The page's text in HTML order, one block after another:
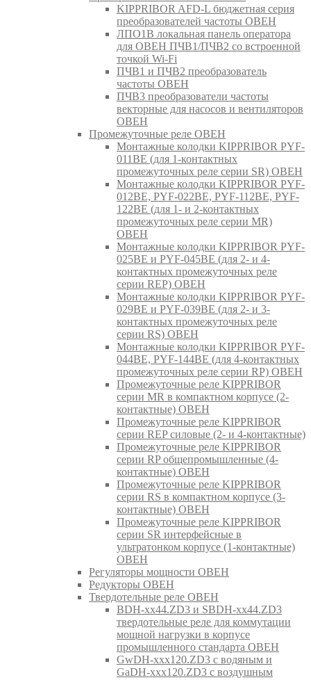
KIPPRIBOR AFD-L бюджетная серия
преобразователей частоты ОВЕН
ЛПО1В локальная панель оператора
для ОВЕН ПЧВ1/ПЧВ2 со встроенной
точкой Wi-Fi
ПЧВ1 и ПЧВ2 преобразователь
частоты ОВЕН
ПЧВ3 преобразователи частоты
векторные для насосов и вентиляторов
ОВЕН
Промежуточные реле ОВЕН
Монтажные колодки KIPPRIBOR PYF-
011BE (для 1-контактных
промежуточных реле серии SR) ОВЕН
Монтажные колодки KIPPRIBOR PYF-
012BE, PYF-022BE, PYF-112BE, PYF-
122BE (для 1- и 2-контактных
промежуточных реле серии MR)
ОВЕН
Монтажные колодки KIPPRIBOR PYF-
025BE и PYF-045BE (для 2- и 4-
контактных промежуточных реле
серии REP) ОВЕН
Монтажные колодки KIPPRIBOR PYF-
029BE и PYF-039BE (для 2- и 3-
контактных промежуточных реле
серии RS) ОВЕН
Монтажные колодки KIPPRIBOR PYF-
044BE, PYF-144BE (для 4-контактных
промежуточных реле серии RP) ОВЕН
Промежуточные реле KIPPRIBOR
серии MR в компактном корпусе (2-
контактные) ОВЕН
Промежуточные реле KIPPRIBOR
серии REP силовые (2- и 4-контактные)
Промежуточные реле KIPPRIBOR
серии RP общепромышленные (4-
контактные) ОВЕН
Промежуточные реле KIPPRIBOR
серии RS в компактном корпусе (3-
контактные) ОВЕН
Промежуточные реле KIPPRIBOR
серии SR интерфейсные в
ультратонком корпусе (1-контактные)
ОВЕН
Регуляторы мощности ОВЕН
Редукторы ОВЕН
Твердотельные реле ОВЕН
BDH-xx44.ZD3 и SBDH-xx44.ZD3
твердотельные реле для коммутации
мощной нагрузки в корпусе
промышленного стандарта ОВЕН
GwDH-xxx120.ZD3 с водяным и
GaDH-xxx120.ZD3 с воздушным